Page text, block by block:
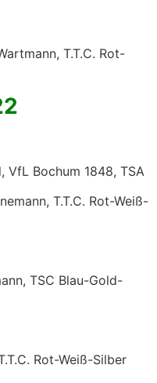
T.T.C. Rot-
VfL Bochum 1848, TSA
T.T.C. Rot-Weiß-
TSC Blau-Gold-
Rot-Weiß-Silber